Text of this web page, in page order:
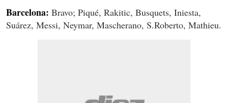
Barcelona: Bravo; Piqué, Rakitic, Busquets, Iniesta,
Suárez, Messi, Neymar, Mascherano, S.Roberto, Mathieu.